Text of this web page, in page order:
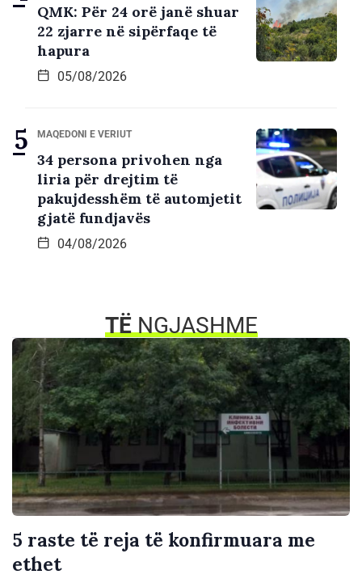
QMK: Për 24 orë janë shuar
22 zjarre në sipërfaqe të
hapura
05/08/2026
MAQEDONI E VERIUT
34 persona privohen nga
liria për drejtim të
pakujdesshëm të automjetit
gjatë fundjavës
04/08/2026
TËNGJASHME
5 raste të reja të konfirmuara me
ethet